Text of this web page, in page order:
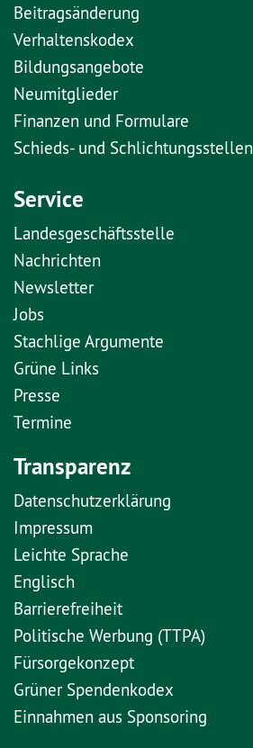
Beitragsänderung
Verhaltenskodex
Bildungsangebote
Neumitglieder
Finanzen und Formulare
Schieds- und Schlichtungsstellen
Service
Landesgeschäftsstelle
Nachrichten
Newsletter
Jobs
Stachlige Argumente
Grüne Links
Presse
Termine
Transparenz
Datenschutzerklärung
Impressum
Leichte Sprache
Englisch
Barrierefreiheit
Politische Werbung (TTPA)
Fürsorgekonzept
Grüner Spendenkodex
Einnahmen aus Sponsoring